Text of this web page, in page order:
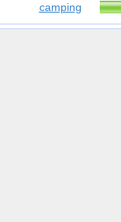
camping